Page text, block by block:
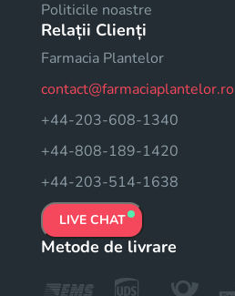
Politicile noastre
Relații Clienți
Farmacia Plantelor
contact@farmaciaplantelor.ro
+44-203-608-1340
+44-808-189-1420
+44-203-514-1638
LIVE CHAT
Metode de livrare